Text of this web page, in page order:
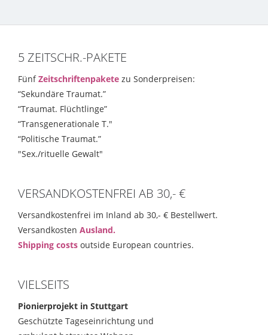
5 ZEITSCHR.-PAKETE
FünfZeitschriftenpakete zu Sonderpreisen:
“Sekundäre Traumat.”
“Traumat. Flüchtlinge”
“Transgenerationale T."
“Politische Traumat.”
"Sex./rituelle Gewalt"
VERSANDKOSTENFREI AB 30,- €
Versandkostenfrei im Inland ab 30,- € Bestellwert.
Versandkosten Ausland.
Shipping costs outside European countries.
VIELSEITS
Pionierprojekt in Stuttgart
Geschützte Tageseinrichtung und